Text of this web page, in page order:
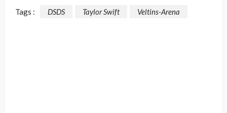
Tags : DSDS Taylor Swift Veltins-Arena